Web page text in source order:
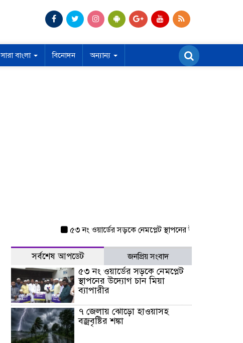
সারা বাংলা বিনোদন অন্যান্য
৫৩ নং ওয়ার্ডের সড়কে নেমপ্লেট স্থাপনের উদ্যোগ চান মিয়া
সর্বশেষ আপডেট জনপ্রিয় সংবাদ
৫৩ নং ওয়ার্ডের সড়কে নেমপ্লেট
স্থাপনের উদ্যোগ চান মিয়া
ব্যাপারীর
৭ জেলায় ঝোড়ো হাওয়াসহ
বজ্রবৃষ্টির শঙ্কা